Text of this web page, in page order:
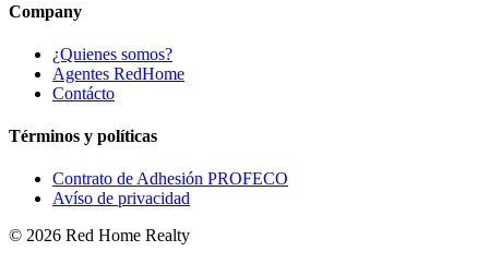
Company
¿Quienes somos?
Agentes RedHome
Contácto
Términos y políticas
Contrato de Adhesión PROFECO
Avíso de privacidad
© 2026 Red Home Realty